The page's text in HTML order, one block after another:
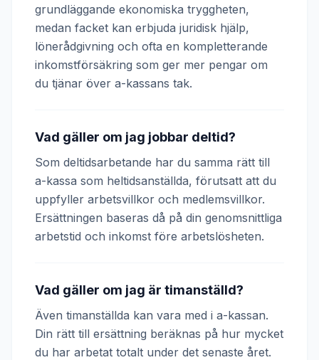
grundläggande ekonomiska tryggheten,
medan facket kan erbjuda juridisk hjälp,
lönerådgivning och ofta en kompletterande
inkomstförsäkring som ger mer pengar om
du tjänar över a-kassans tak.
Vad gäller om jag jobbar deltid?
Som deltidsarbetande har du samma rätt till
a-kassa som heltidsanställda, förutsatt att du
uppfyller arbetsvillkor och medlemsvillkor.
Ersättningen baseras då på din genomsnittliga
arbetstid och inkomst före arbetslösheten.
Vad gäller om jag är timanställd?
Även timanställda kan vara med i a-kassan.
Din rätt till ersättning beräknas på hur mycket
du har arbetat totalt under det senaste året.